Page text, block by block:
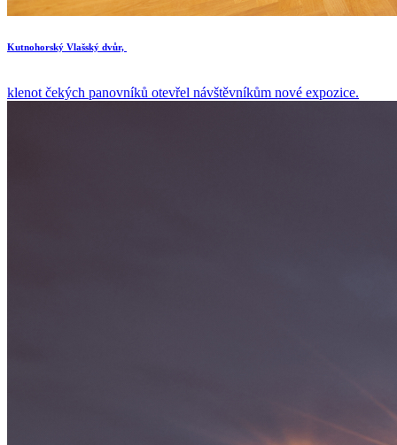
Kutnohorský Vlašský dvůr,
klenot čekých panovníků otevřel návštěvníkům nové expozice.